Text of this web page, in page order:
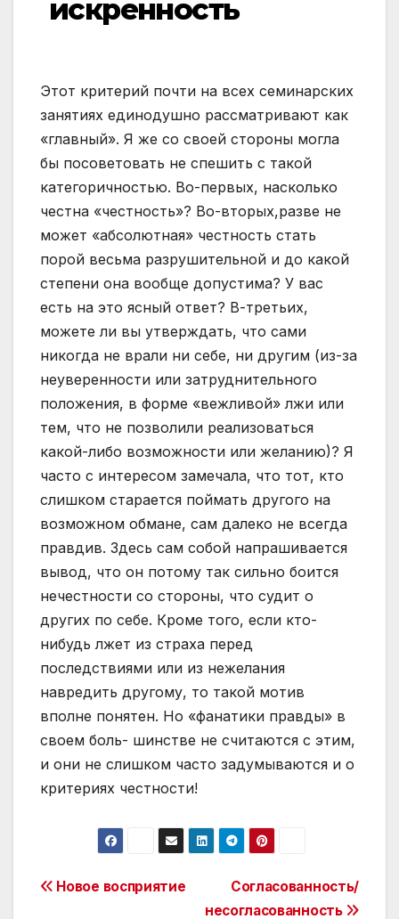
искренность
Этот критерий почти на всех семинарских
занятиях единодушно рассматривают как
«главный». Я же со своей стороны могла
бы посоветовать не спешить с такой
категоричностью. Во-первых, насколько
честна «честность»? Во-вторых,разве не
может «абсолютная» честность стать
порой весьма разрушительной и до какой
степени она вообще допустима? У вас
есть на это ясный ответ? В-третьих,
можете ли вы утверждать, что сами
никогда не врали ни себе, ни другим (из-за
неуверенности или затруднительного
положения, в форме «вежливой» лжи или
тем, что не позволили реализоваться
какой-либо возможности или желанию)? Я
часто с интересом замечала, что тот, кто
слишком старается поймать другого на
возможном обмане, сам далеко не всегда
правдив. Здесь сам собой напрашивается
вывод, что он потому так сильно боится
нечестности со стороны, что судит о
других по себе. Кроме того, если кто-
нибудь лжет из страха перед
последствиями или из нежелания
навредить другому, то такой мотив
вполне понятен. Но «фанатики правды» в
своем боль- шинстве не считаются с этим,
и они не слишком часто задумываются и о
критериях честности!
Post
Согласованность/
несогласованность
Новое восприятие